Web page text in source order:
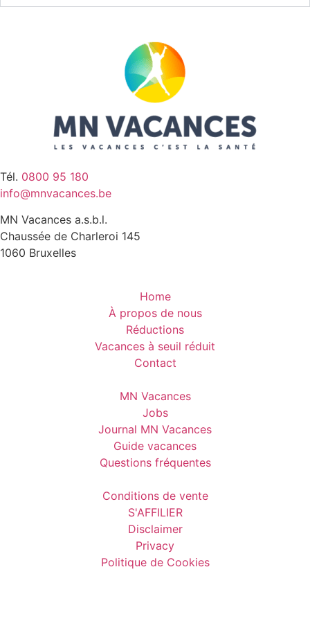
Tél. 0800 95 180
info@mnvacances.be
MN Vacances a.s.b.l.
Chaussée de Charleroi 145
1060 Bruxelles
Home
À propos de nous
Réductions
Vacances à seuil réduit
Contact
MN Vacances
Jobs
Journal MN Vacances
Guide vacances
Questions fréquentes
Conditions de vente
S'AFFILIER
Disclaimer
Privacy
Politique de Cookies